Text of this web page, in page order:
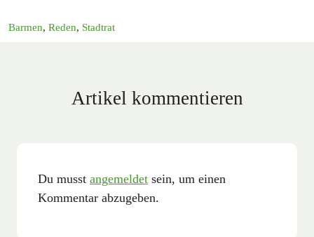
Barmen, Reden, Stadtrat
Artikel kommentieren
Du musst angemeldet sein, um einen
Kommentar abzugeben.